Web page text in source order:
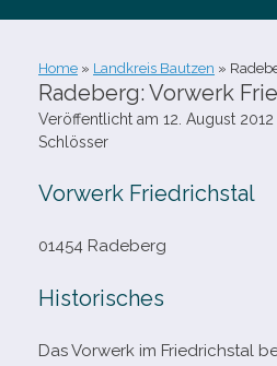
Home » Landkreis Bautzen »
Radeberg: Vorwerk
Veröffentlicht am 12. August 2012
Schlösser
Vorwerk Friedrichstal
01454 Radeberg
Historisches
Das Vorwerk im Friedrichstal